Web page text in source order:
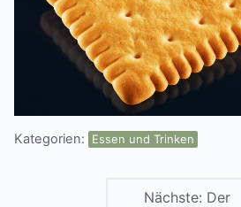
Kategorien: Essen und Trinken
Nächste: Der